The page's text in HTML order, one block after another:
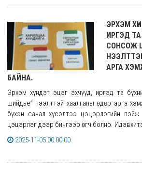
ЭРХЭМ
ИРГЭД ТА
СОНСОЖ
АРГА
БАЙНА.
Эрхэм хүндэт эцэг эхчүүд, иргэд та
шийдье” нээлттэй хаалганы өдөр арга
бүхэн санал хүсэлтээ цэцэрлэгийн
цэцэрлэг дээр бичгээр өгч болно.
2025-11-05 00:00:00